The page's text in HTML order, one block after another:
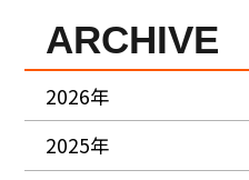
ARCHIVE
2026年
2025年